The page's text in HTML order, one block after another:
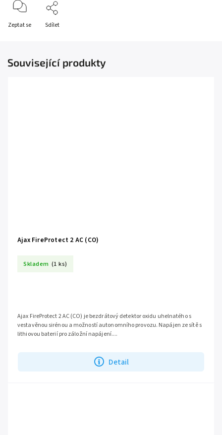
Zeptat se Sdílet
Související produkty
Ajax FireProtect 2 AC (CO)
Skladem (1 ks)
Detail
Ajax FireProtect 2 AC (CO) je bezdrátový detektor oxidu uhelnatého s
vestavěnou sirénou a možností autonomního provozu. Napájen ze sítě s
lithiovou baterií pro záložní napájení....